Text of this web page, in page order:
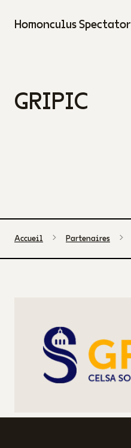
Homonculus Spectator
GRIPIC
Accueil Partenaires